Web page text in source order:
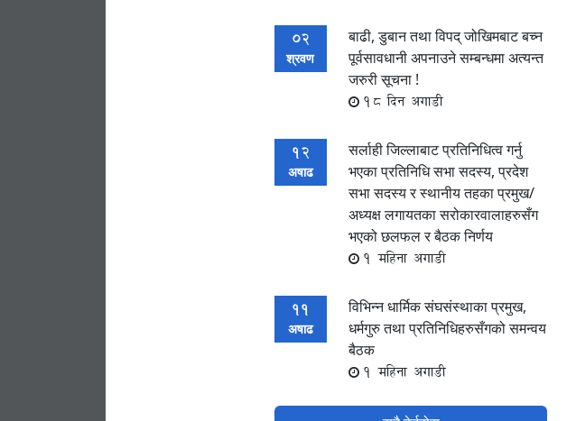
02
श्रवण
बाढी, डुबान तथा विपद् जोखिमबाट बच्न
पूर्वसावधानी अपनाउने सम्बन्धमा अत्यन्त
जरुरी सूचना !
18 दिन अगाडी
12
अषाढ
सर्लाही जिल्लाबाट प्रतिनिधित्व गर्नु
भएका प्रतिनिधि सभा सदस्य, प्रदेश
सभा सदस्य र स्थानीय तहका प्रमुख/
अध्यक्ष लगायतका सरोकारवालाहरुसँग
भएको छलफल र बैठक निर्णय
1 महिना अगाडी
11
अषाढ
विभिन्न धार्मिक संघसंस्थाका प्रमुख,
धर्मगुरु तथा प्रतिनिधिहरुसँगको समन्वय
बैठक
1 महिना अगाडी